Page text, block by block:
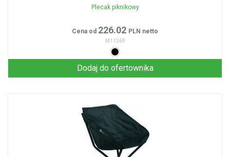
Plecak piknikowy
Cena od 226.02 PLN netto
M11369
Dodaj do ofertownika